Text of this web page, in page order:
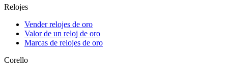
Relojes
Vender relojes de oro
Valor de un reloj de oro
Marcas de relojes de oro
Corello